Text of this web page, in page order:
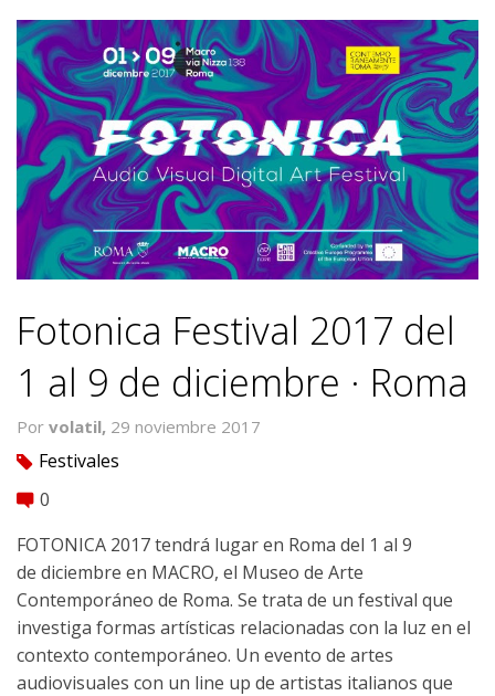
Fotonica Festival 2017 del
1 al 9 de diciembre · Roma
Por volatil, 29 noviembre 2017
tag Festivales
comment 0
FOTONICA 2017 tendrá lugar en Roma del 1 al 9
de diciembre en MACRO, el Museo de Arte
Contemporáneo de Roma. Se trata de un festival que
investiga formas artísticas relacionadas con la luz en el
contexto contemporáneo. Un evento de artes
audiovisuales con un line up de artistas italianos que